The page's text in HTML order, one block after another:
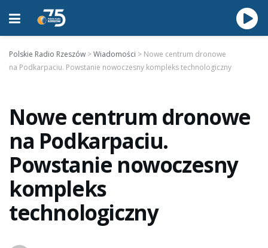
Polskie Radio Rzeszów >Wiadomości > Nowe centrum dronowe
na Podkarpaciu. Powstanie nowoczesny kompleks technologiczny
Nowe centrum dronowe
na Podkarpaciu.
Powstanie nowoczesny
kompleks
technologiczny